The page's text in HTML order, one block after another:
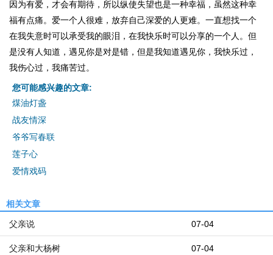
因为有爱，才会有期待，所以纵使失望也是一种幸福，虽然这种幸
福有点痛。爱一个人很难，放弃自己深爱的人更难。一直想找一个
在我失意时可以承受我的眼泪，在我快乐时可以分享的一个人。但
是没有人知道，遇见你是对是错，但是我知道遇见你，我快乐过，
我伤心过，我痛苦过。
您可能感兴趣的文章:
煤油灯盏
战友情深
爷爷写春联
莲子心
爱情戏码
相关文章
07-04
父亲说
07-04
父亲和大杨树